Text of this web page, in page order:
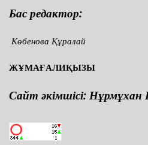
Бас редактор:
Көбенова Құралай
ЖҰМАҒАЛИҚЫЗЫ
Сайт әкімшісі: